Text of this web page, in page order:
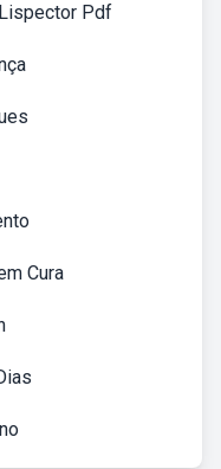
Pdf
Cura